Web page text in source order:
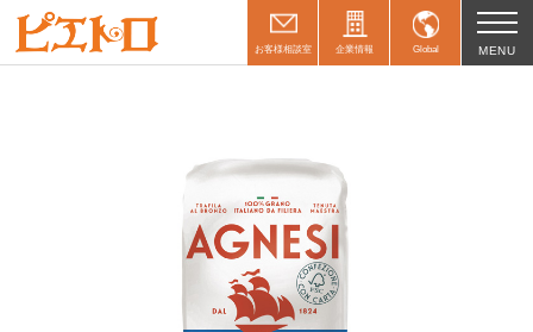
お客様相談室 企業情報 Global MENU